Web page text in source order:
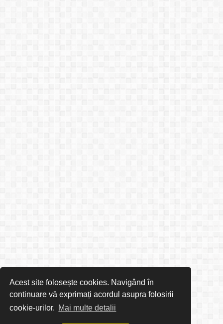
Acest site folosește cookies. Navigând în
continuare vă exprimați acordul asupra folosirii
cookie-urilor. Mai multe detalii